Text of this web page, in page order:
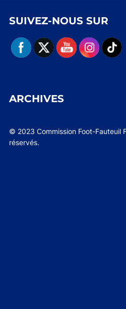
SUIVEZ-NOUS SUR
ARCHIVES
© 2023 Commission Foot-Fauteuil
réservés.